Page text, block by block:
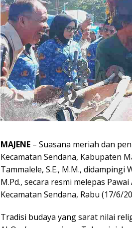
MAJENE – Suasana meriah dan
Kecamatan Sendana, Kabupaten
Tammalele, S.E., M.M.,
M.Pd., secara resmi melepas
Kecamatan Sendana, Rabu (17/6/
Tradisi budaya yang sarat nilai